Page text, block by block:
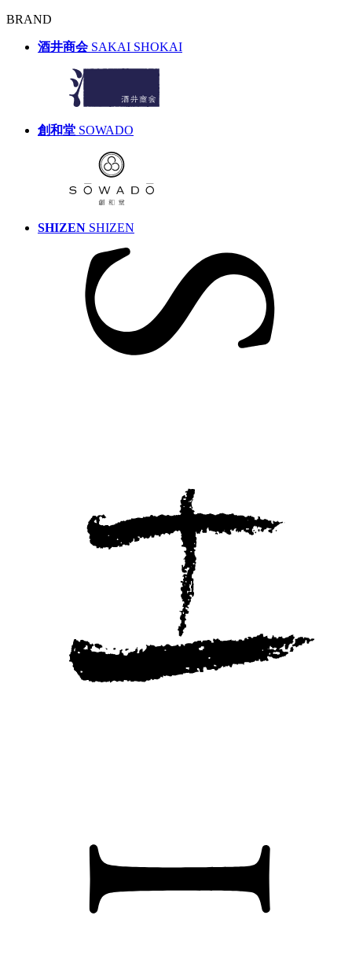
BRAND
酒井商会 SAKAI SHOKAI
創和堂 SOWADO
SHIZEN SHIZEN